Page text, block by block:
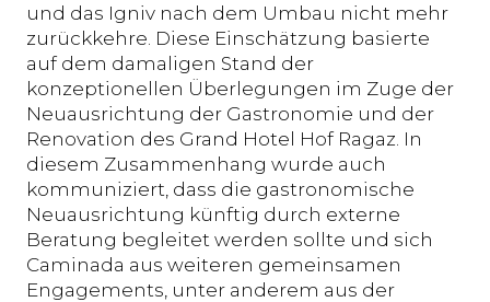
und das Igniv nach dem Umbau nicht mehr
zurückkehre. Diese Einschätzung basierte
auf dem damaligen Stand der
konzeptionellen Überlegungen im Zuge der
Neuausrichtung der Gastronomie und der
Renovation des Grand Hotel Hof Ragaz. In
diesem Zusammenhang wurde auch
kommuniziert, dass die gastronomische
Neuausrichtung künftig durch externe
Beratung begleitet werden sollte und sich
Caminada aus weiteren gemeinsamen
Engagements, unter anderem aus der